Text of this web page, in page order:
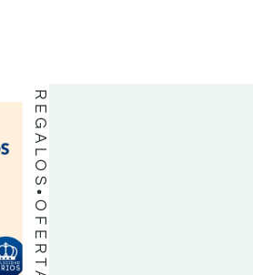
REGALOS
OFERTAS